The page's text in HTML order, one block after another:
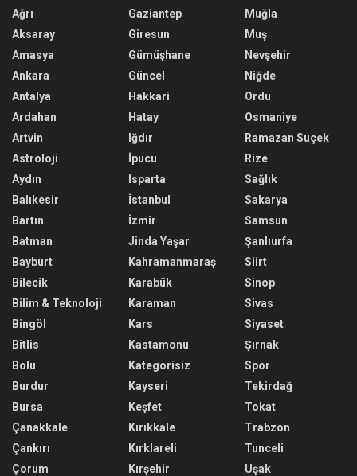
Ağrı
Aksaray
Amasya
Ankara
Antalya
Ardahan
Artvin
Astroloji
Aydın
Balıkesir
Bartın
Batman
Bayburt
Bilecik
Bilim & Teknoloji
Bingöl
Bitlis
Bolu
Burdur
Bursa
Çanakkale
Çankırı
Çorum
Gaziantep
Giresun
Gümüşhane
Güncel
Hakkari
Hatay
Iğdır
İpucu
Isparta
İstanbul
İzmir
Jinda Yaşar
Kahramanmaraş
Karabük
Karaman
Kars
Kastamonu
Kategorisiz
Kayseri
Keşfet
Kırıkkale
Kırklareli
Kırşehir
Muğla
Muş
Nevşehir
Niğde
Ordu
Osmaniye
Ramazan Suçek
Rize
Sağlık
Sakarya
Samsun
Şanlıurfa
Siirt
Sinop
Sivas
Siyaset
Şırnak
Spor
Tekirdağ
Tokat
Trabzon
Tunceli
Uşak